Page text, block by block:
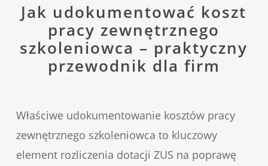
Jak udokumentować koszt
pracy zewnętrznego
szkoleniowca – praktyczny
przewodnik dla firm
Właściwe udokumentowanie kosztów pracy
zewnętrznego szkoleniowca to kluczowy
element rozliczenia dotacji ZUS na poprawę